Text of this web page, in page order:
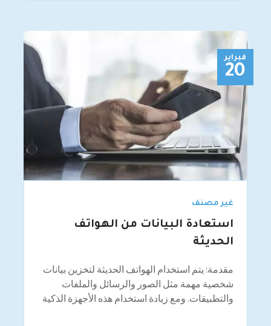
فبراير
20
غير مصنف
استعادة البيانات من الهواتف
الحديثة
مقدمة: يتم استخدام الهواتف الحديثة لتخزين بيانات
شخصية مهمة مثل الصور والرسائل والملفات
والتطبيقات. ومع زيادة استخدام هذه الأجهزة الذكية